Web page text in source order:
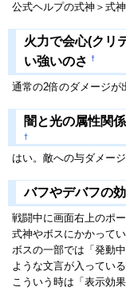
公式ヘルプの式神＞式
火力で会心(クリ
い強いのさ †
通常の2倍のダメージが
闇と光の属性関
†
はい。敵への与ダメー
バフやデバフの
戦闘中に画面右上のポ
式神やボスにかかって
ボスの一部では「発動
ような文言が入っている
こういう時は「表示効